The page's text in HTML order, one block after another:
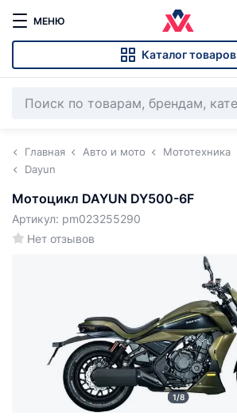
МЕНЮ
Каталог товаров
Главная Авто и мото Мототехника
Dayun
Мотоцикл DAYUN DY500-6F
Нет отзывов
Артикул: pm023255290
1/8